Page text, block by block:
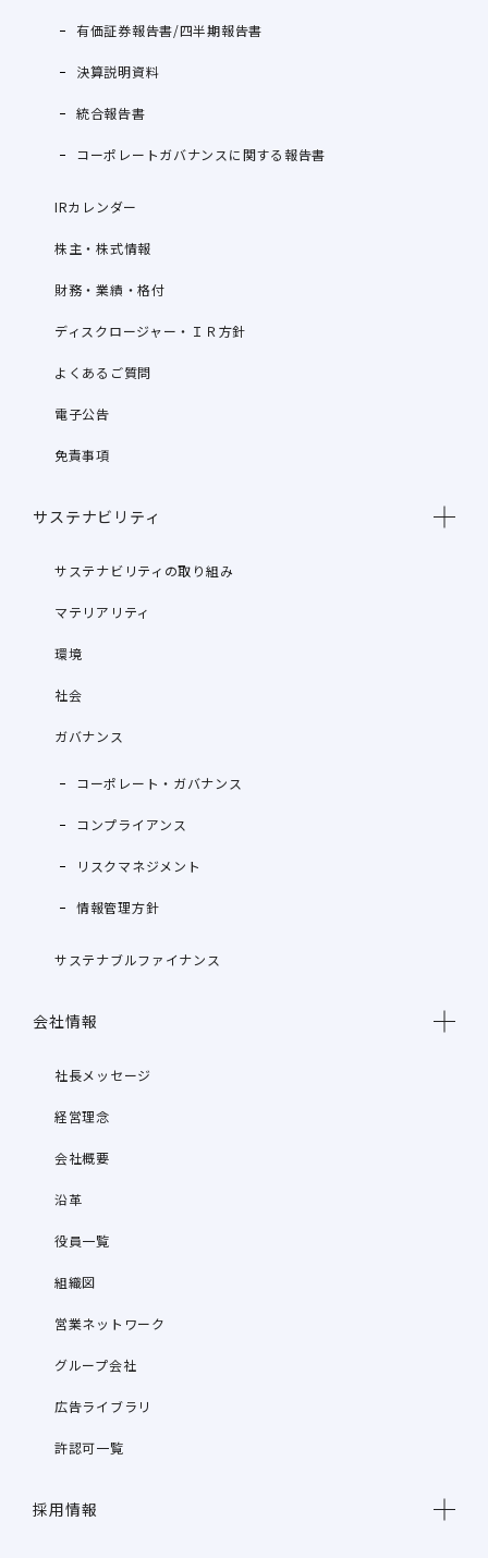
有価証券報告書/四半期報告書
決算説明資料
統合報告書
コーポレートガバナンスに関する報告書
IRカレンダー
株主・株式情報
財務・業績・格付
ディスクロージャー・ＩＲ方針
よくあるご質問
電子公告
免責事項
サステナビリティ
サステナビリティの取り組み
マテリアリティ
環境
社会
ガバナンス
コーポレート・ガバナンス
コンプライアンス
リスクマネジメント
情報管理方針
サステナブルファイナンス
会社情報
社長メッセージ
経営理念
会社概要
沿革
役員一覧
組織図
営業ネットワーク
グループ会社
広告ライブラリ
許認可一覧
採用情報